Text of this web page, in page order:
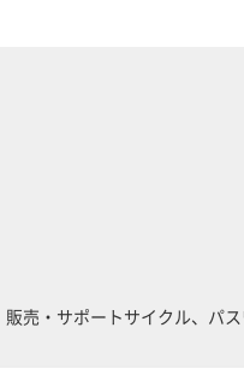
売・サポートサイクル、パ